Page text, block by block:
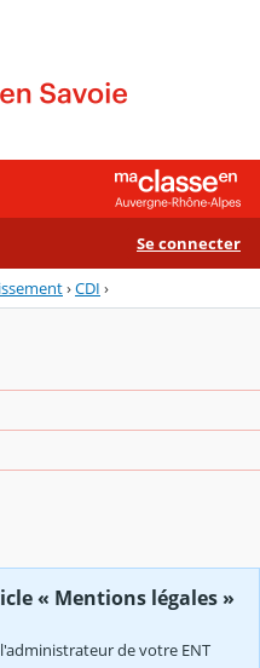
Se connecter
›CDI ›
« Mentions légales »
de votre ENT